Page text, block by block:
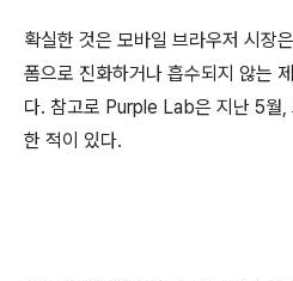
확실한 것은 모바일 브라우저 시장
폼으로 진화하거나 흡수되지 않는
다. 참고로 Purple Lab은 지난 5월,
한 적이 있다.